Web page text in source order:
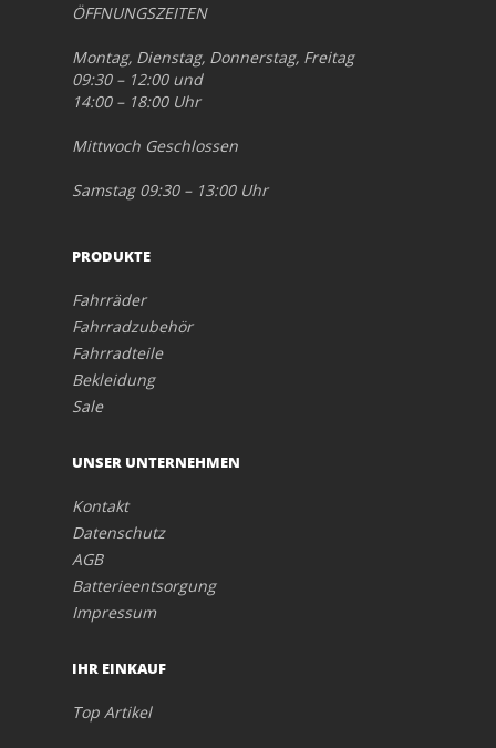
ÖFFNUNGSZEITEN
Montag, Dienstag, Donnerstag, Freitag
09:30 – 12:00 und
14:00 – 18:00 Uhr
Mittwoch Geschlossen
Samstag 09:30 – 13:00 Uhr
PRODUKTE
Fahrräder
Fahrradzubehör
Fahrradteile
Bekleidung
Sale
UNSER UNTERNEHMEN
Kontakt
Datenschutz
AGB
Batterieentsorgung
Impressum
IHR EINKAUF
Top Artikel